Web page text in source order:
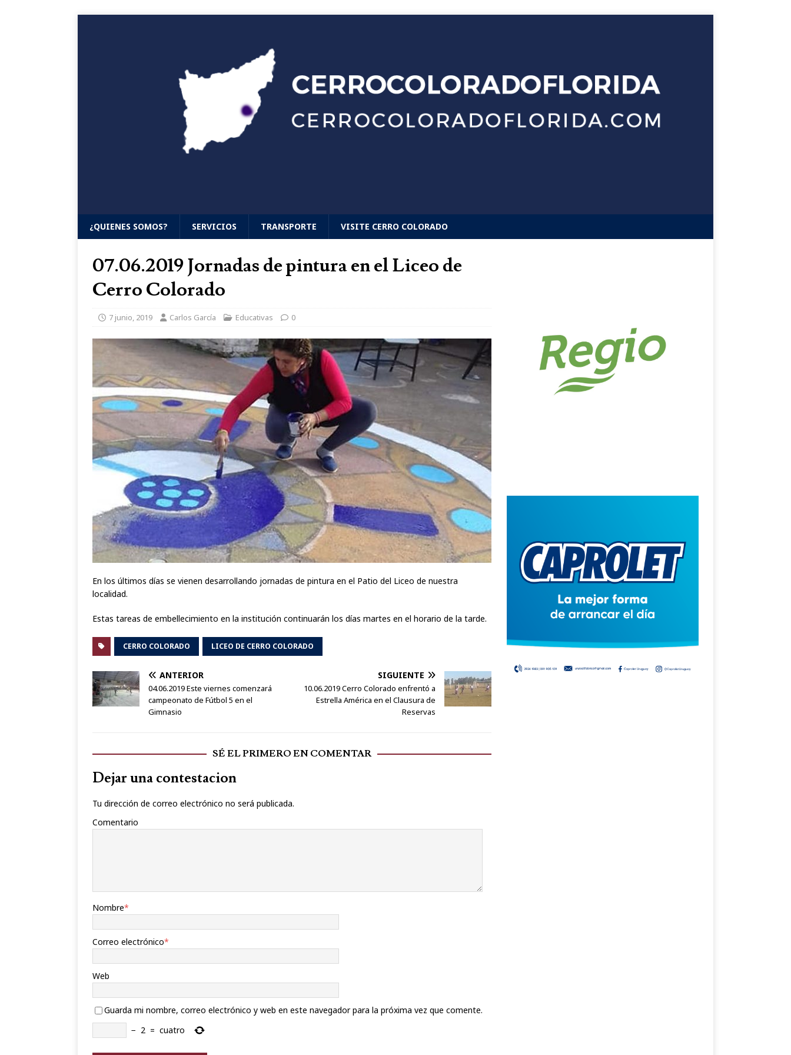
¿QUIENES SOMOS? SERVICIOS TRANSPORTE VISITE CERRO COLORADO
07.06.2019 Jornadas de pintura en el Liceo de
Cerro Colorado
7 junio, 2019 Carlos García Educativas 0
En los últimos días se vienen desarrollando jornadas de pintura en el Patio del Liceo de nuestra
localidad.
Estas tareas de embellecimiento en la institución continuarán los días martes en el horario de la tarde.
CERRO COLORADO LICEO DE CERRO COLORADO
ANTERIOR
04.06.2019 Este viernes comenzará
campeonato de Fútbol 5 en el
Gimnasio
SIGUIENTE
10.06.2019 Cerro Colorado enfrentó a
Estrella América en el Clausura de
Reservas
SÉ EL PRIMERO EN COMENTAR
Dejar una contestacion
Tu dirección de correo electrónico no será publicada.
Comentario
Nombre*
Correo electrónico*
Web
Guarda mi nombre, correo electrónico y web en este navegador para la próxima vez que comente.
− 2 = cuatro